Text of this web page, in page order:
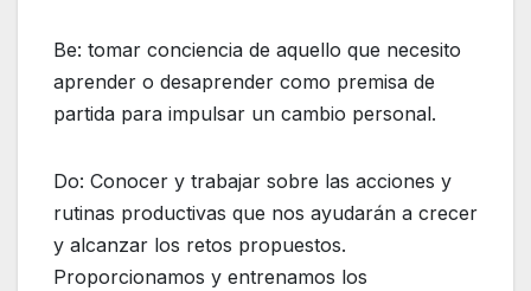
Be: tomar conciencia de aquello que necesito
aprender o desaprender como premisa de
partida para impulsar un cambio personal.
Do: Conocer y trabajar sobre las acciones y
rutinas productivas que nos ayudarán a crecer
y alcanzar los retos propuestos.
Proporcionamos y entrenamos los